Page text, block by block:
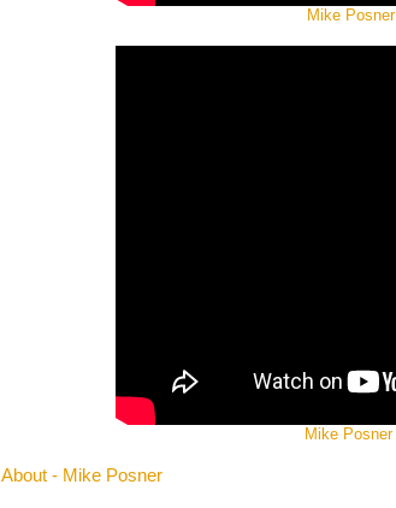
Mike
Mike
About - Mike Posner